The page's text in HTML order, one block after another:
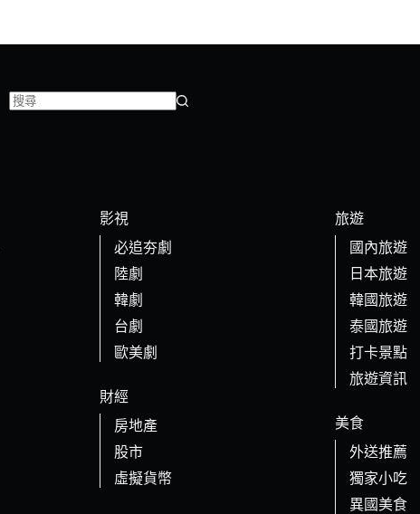
影視
必追夯劇
陸劇
韓劇
台劇
歐美劇
財經
房地產
股市
虛擬貨幣
旅遊
國內旅遊
日本旅遊
韓國旅遊
泰國旅遊
打卡景點
旅遊資訊
美食
外送推薦
獨家小吃
異國美食